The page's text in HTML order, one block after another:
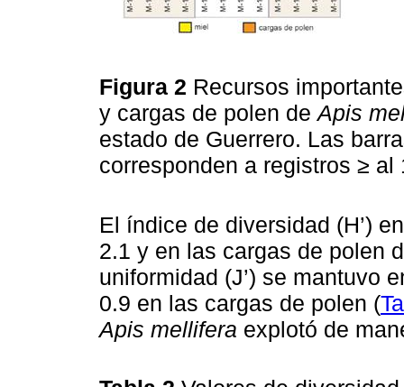
Figura 2 Recursos
y cargas de polen deApis
estado de Guerrero. Las
corresponden a registros ≥
El índice de diversidad (H’)
2.1 y en las cargas de polen
uniformidad (J’) se mantuvo
0.9 en las cargas de polen (
Apis mellifera explotó de